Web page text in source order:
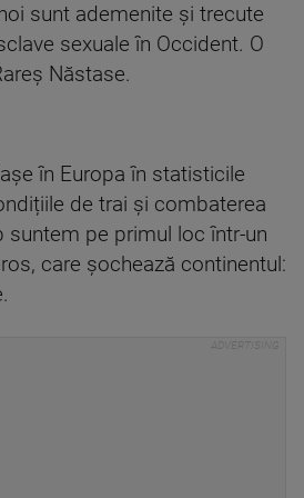
sunt ademenite și trecute
sexuale în Occident. O
Năstase.
în Europa în statisticile
de trai și combaterea
suntem pe primul loc într-un
care șochează continentul: